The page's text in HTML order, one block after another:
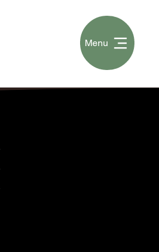
Menu